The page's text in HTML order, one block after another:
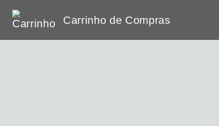
Carrinho de Compras